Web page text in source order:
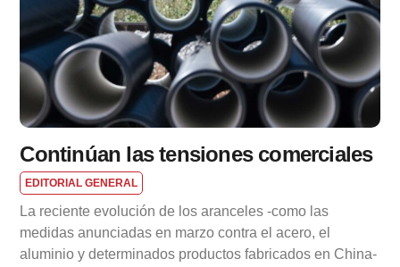
Continúan las tensiones comerciales
EDITORIAL GENERAL
La reciente evolución de los aranceles -como las
medidas anunciadas en marzo contra el acero, el
aluminio y determinados productos fabricados en China-